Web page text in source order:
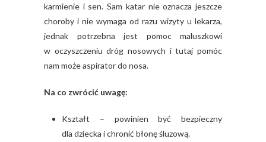
karmienie i sen. Sam katar nie oznacza jeszcze
choroby i nie wymaga od razu wizyty u lekarza,
jednak potrzebna jest pomoc maluszkowi
w oczyszczeniu dróg nosowych i tutaj pomóc
nam może aspirator do nosa.
Na co zwrócić uwagę:
Kształt – powinien być bezpieczny
dla dziecka i chronić błonę śluzową.